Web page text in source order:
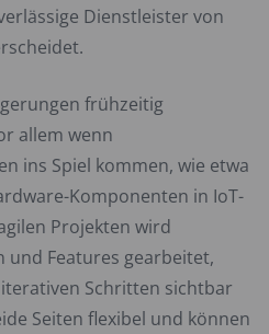
Dienstleister von
frühzeitig
allem wenn
ins Spiel kommen, wie etwa
Komponenten in IoT-
Projekten wird
und Features gearbeitet,
Schritten sichtbar
Seiten flexibel und können